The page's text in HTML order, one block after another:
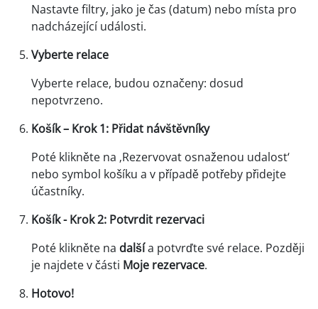
Nastavte filtry, jako je čas (datum) nebo místa pro
nadcházející události.
Vyberte relace
Vyberte relace, budou označeny: dosud
nepotvrzeno.
Košík – Krok 1: Přidat návštěvníky
Poté klikněte na ‚Rezervovat osnaženou udalost‘
nebo symbol košíku a v případě potřeby přidejte
účastníky.
Košík - Krok 2: Potvrdit rezervaci
Poté klikněte na dalšía potvrďte své relace. Později
je najdete v části Moje rezervace.
Hotovo!